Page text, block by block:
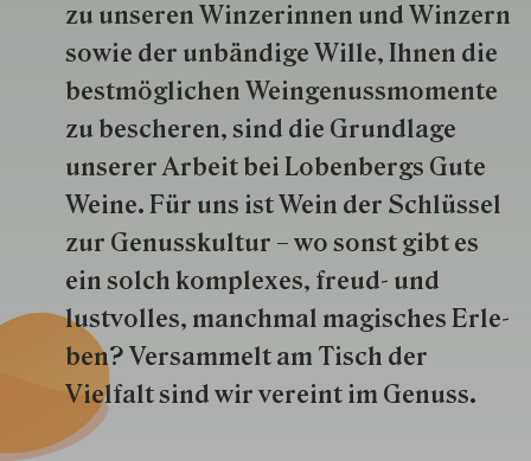
zu unseren Win­zer­innen und Win­zern
so­wie der un­bän­dige Wille, Ihnen die
best­mög­lich­en Wein­genuss­momente
zu besche­ren, sind die Grund­lage
unserer Arbeit bei Lobenbergs Gute
Weine. Für uns ist Wein der Schlüs­sel
zur Genuss­kultur – wo sonst gibt es
ein solch kom­plexes, freud- und
lustvolles, manchmal ma­gisch­es Er­le­
ben? Versammelt am Tisch der
Vielfalt sind wir ver­eint im Genuss.